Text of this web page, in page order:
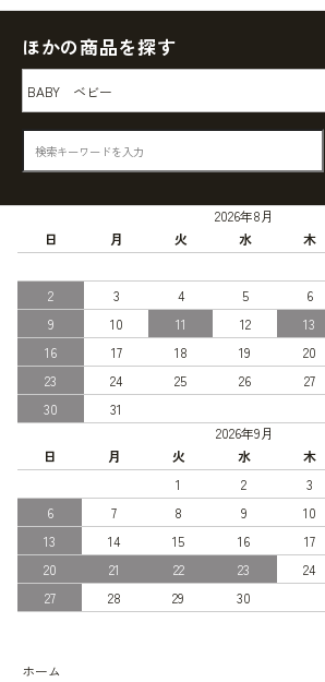
ほかの商品を探す
2026年8月
日
月 火 水 木
2
3 4 5 6
9
10 11 12 13
16
17 18 19 20
23
24 25 26 27
30
31
2026年9月
日
月 火 水 木
1
2 3
6
7 8 9 10
13
14 15 16 17
20
21 22 23 24
27
28 29 30
ホーム